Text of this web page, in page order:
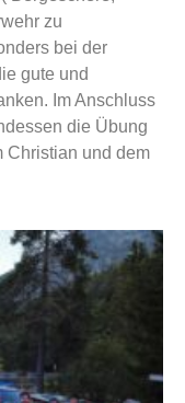
zu
bei der
gute und
Im Anschluss
die Übung
Christian und dem